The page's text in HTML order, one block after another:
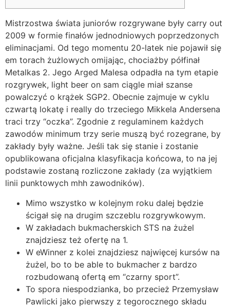
Mistrzostwa świata juniorów rozgrywane były carry out
2009 w formie finałów jednodniowych poprzedzonych
eliminacjami. Od tego momentu 20-latek nie pojawił się
em torach żużlowych omijając, chociażby półfinał
Metalkas 2. Jego Arged Malesa odpadła na tym etapie
rozgrywek, light beer on sam ciągle miał szanse
powalczyć o krążek SGP2. Obecnie zajmuje w cyklu
czwartą lokatę i really do trzeciego Mikkela Andersena
traci trzy “oczka”. Zgodnie z regulaminem każdych
zawodów minimum trzy serie muszą być rozegrane, by
zakłady były ważne. Jeśli tak się stanie i zostanie
opublikowana oficjalna klasyfikacja końcowa, to na jej
podstawie zostaną rozliczone zakłady (za wyjątkiem
linii punktowych mhh zawodników).
Mimo wszystko w kolejnym roku dalej będzie
ścigał się na drugim szczeblu rozgrywkowym.
W zakładach bukmacherskich STS na żużel
znajdziesz też ofertę na 1.
W eWinner z kolei znajdziesz najwięcej kursów na
żużel, bo to be able to bukmacher z bardzo
rozbudowaną ofertą em “czarny sport”.
To spora niespodzianka, bo przecież Przemysław
Pawlicki jako pierwszy z tegorocznego składu